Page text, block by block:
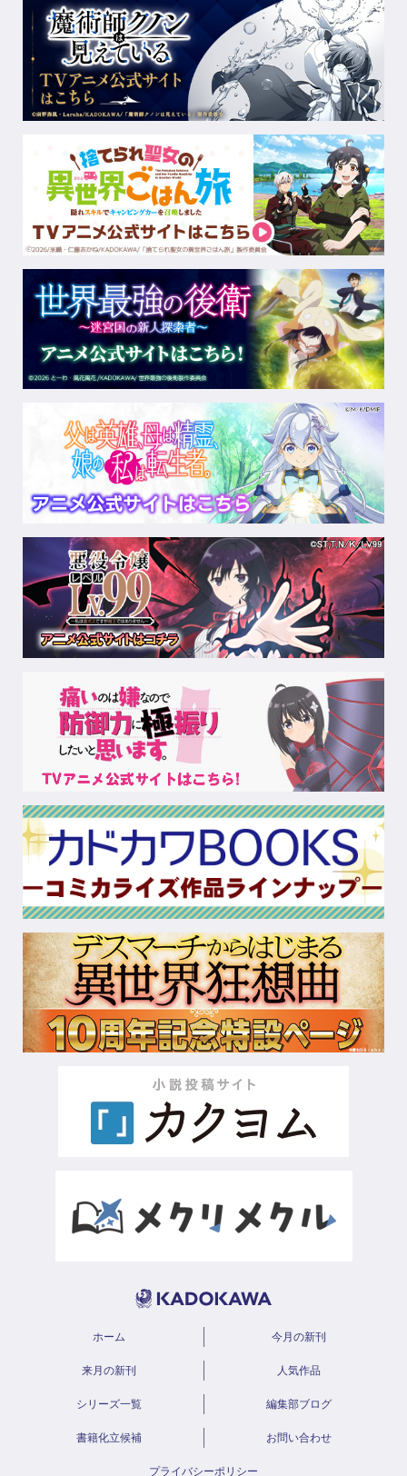
ホーム 今月の新刊
来月の新刊 人気作品
シリーズ一覧 編集部ブログ
書籍化立候補 お問い合わせ
プライバシーポリシー